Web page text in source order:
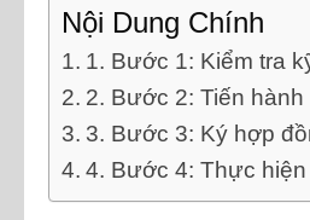
Nội Dung Chính
1. Bước 1: Kiểm tra
2. Bước 2: Tiến
3. Bước 3: Ký hợp
4. Bước 4: Thực